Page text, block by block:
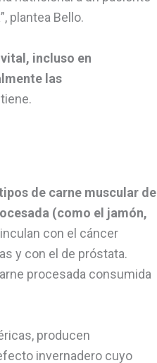
”, plantea Bello.
incluso en
las
de carne muscular de
(como el jamón,
con el cáncer
y con el de próstata.
procesada consumida
producen
invernadero cuyo